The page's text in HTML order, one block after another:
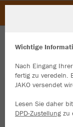
Wichtige
Nach Eingang
fertig zu veredeln.
JAKO versendet
Lesen Sie daher
DPD-Zustellung zu
Wir verwenden
Inhalte anzeigen
zu den Cookies